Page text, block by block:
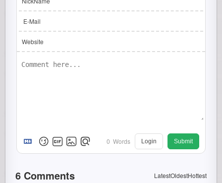
E-Mail
Website
0 Words Login Submit
6 Comments LatestOldestHottest